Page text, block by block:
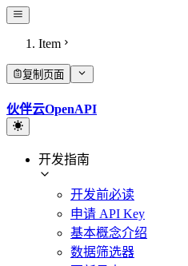
Item
复制页面
伙伴云OpenAPI
开发指南
开发前必读
申请 API Key
基本概念介绍
数据筛选器